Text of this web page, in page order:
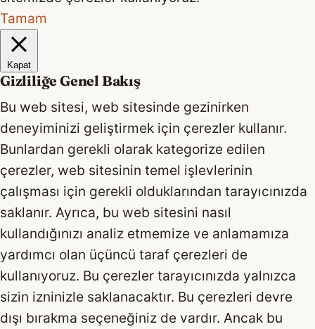
Tamam
Kapat
Gizliliğe Genel Bakış
Bu web sitesi, web sitesinde gezinirken
deneyiminizi geliştirmek için çerezler kullanır.
Bunlardan gerekli olarak kategorize edilen
çerezler, web sitesinin temel işlevlerinin
çalışması için gerekli olduklarından tarayıcınızda
saklanır. Ayrıca, bu web sitesini nasıl
kullandığınızı analiz etmemize ve anlamamıza
yardımcı olan üçüncü taraf çerezleri de
kullanıyoruz. Bu çerezler tarayıcınızda yalnızca
sizin izninizle saklanacaktır. Bu çerezleri devre
dışı bırakma seçeneğiniz de vardır. Ancak bu